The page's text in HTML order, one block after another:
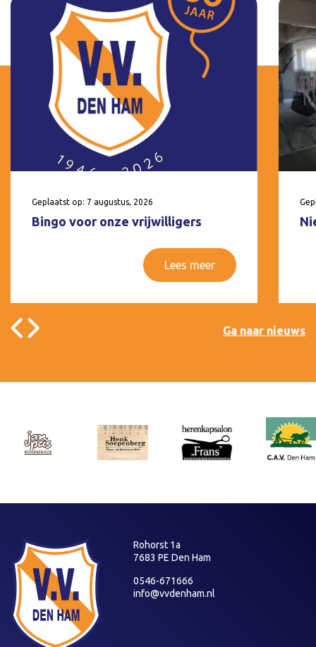
Geplaatst op: 7 augustus, 2026
Bingo voor onze vrijwilligers
Lees meer
Ga naar nieuws
Rohorst 1a
7683 PE Den Ham
0546-671666
info@vvdenham.nl